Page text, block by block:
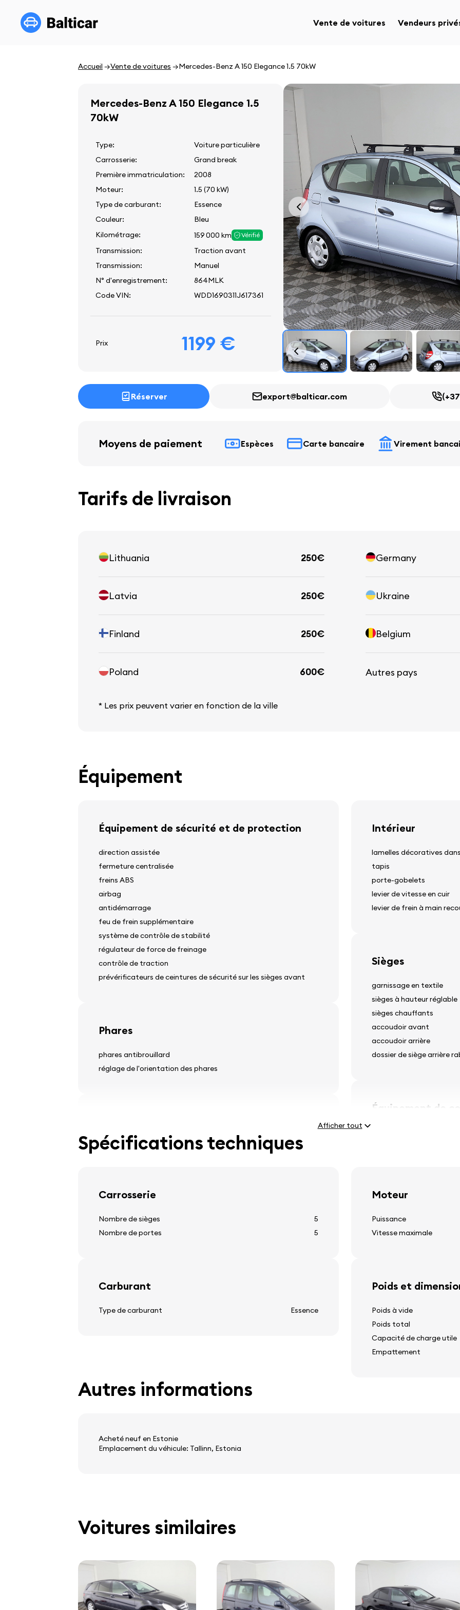
Vente de voitures Vendeurs
Accueil Vente de voitures Mercedes-Benz A 150 Elegance 1.5 70kW
Mercedes-Benz A 150 Elegance 1.5
70kW
Type:
Voiture particulière
Carrosserie:
Grand break
Première immatriculation:
2008
Moteur:
1.5 (70 kW)
Type de carburant:
Essence
Couleur:
Bleu
Kilométrage:
159 000 km Vérifié
Transmission:
Traction avant
Transmission:
Manuel
N° d'enregistrement:
864MLK
Code VIN:
WDD1690311J617361
Prix 1199 €
Réserver export@balticar.com
Moyens de paiement Espèces Carte bancaire Virement
Tarifs de livraison
Lithuania 250€
Latvia 250€
Finland 250€
Poland 600€
Germany
Ukraine
Belgium
Autres pays
* Les prix peuvent varier en fonction de la ville
Équipement
Équipement de sécurité et de protection
direction assistée
fermeture centralisée
freins ABS
airbag
antidémarrage
feu de frein supplémentaire
système de contrôle de stabilité
régulateur de force de freinage
contrôle de traction
prévérificateurs de ceintures de sécurité sur les sièges avant
Phares
phares antibrouillard
réglage de l'orientation des phares
enjoliveurs de roue
Volant
colonne de direction réglable
volant multifonction
Intérieur
lamelles décoratives
tapis
porte-gobelets
levier de vitesse en cuir
levier de frein à main
Sièges
garnissage en textile
sièges à hauteur réglable
sièges chauffants
accoudoir avant
accoudoir arrière
dossier de siège arrière
Équipement de
affichage de la
nettoyeur de vitre arrière
Afficher tout
Spécifications techniques
Carrosserie
Nombre de sièges
5
Nombre de portes
5
Carburant
Type de carburant Essence
Moteur
Puissance
Vitesse maximale
Poids et
Poids à vide
Poids total
Capacité de charge utile
Empattement
Autres informations
Acheté neuf en Estonie
Emplacement du véhicule: Tallinn, Estonia
Voitures similaires